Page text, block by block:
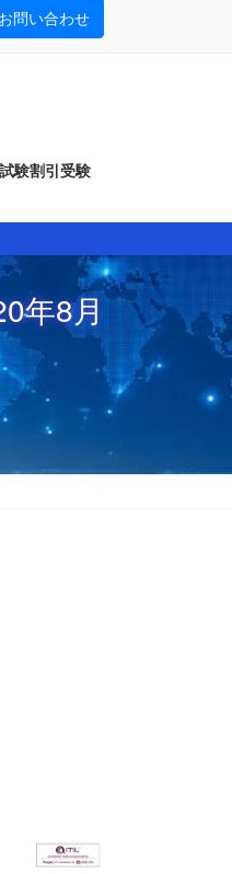
お問い合わせ
験割引受験
年8月